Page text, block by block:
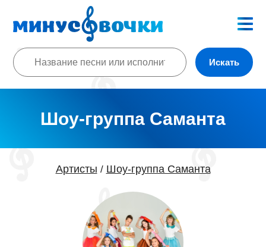
Искать
Шоу-группа Саманта
Артисты / Шоу-группа Саманта